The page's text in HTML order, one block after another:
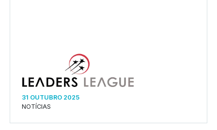
31 OUTUBRO 2025
NOTÍCIAS